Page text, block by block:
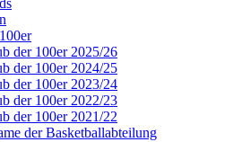
der 100er 2025/26
der 100er 2024/25
der 100er 2023/24
der 100er 2022/23
der 100er 2021/22
der Basketballabteilung